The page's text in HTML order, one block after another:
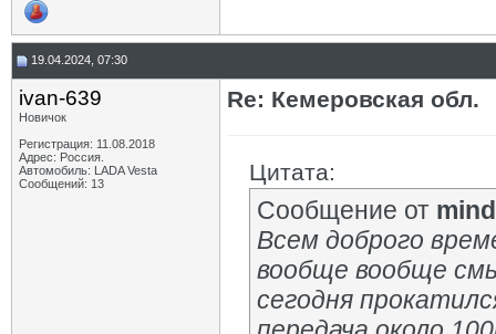
19.04.2024, 07:30
ivan-639
Новичок
Регистрация: 11.08.2018
Адрес: Россия.
Автомобиль: LADA Vesta
Сообщений: 13
Re: Кемеровская обл.
Цитата:
Сообщение от
Всем доброго
вообще вообще
сегодня